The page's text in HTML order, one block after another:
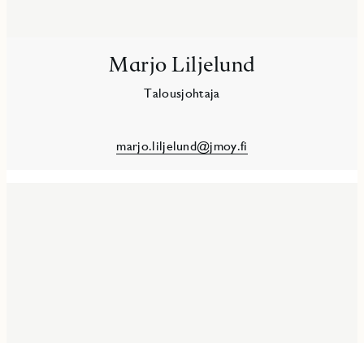
Marjo Liljelund
Talousjohtaja
marjo.liljelund@jmoy.fi